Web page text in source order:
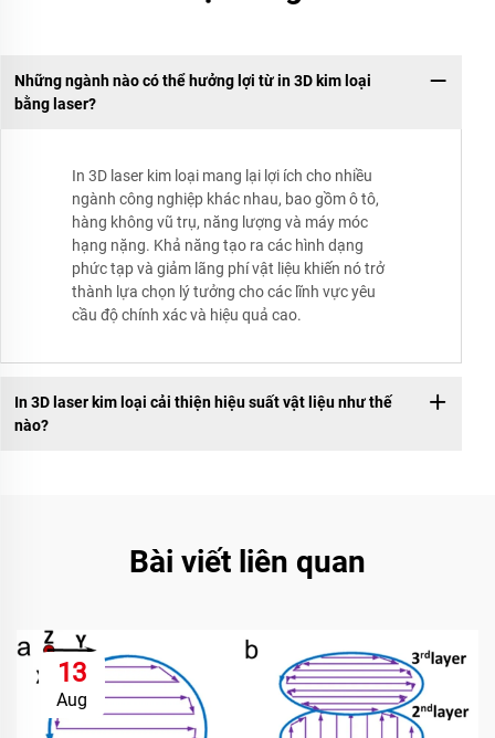
Những ngành nào có thể hưởng lợi từ in 3D kim loại
bằng laser?
In 3D laser kim loại mang lại lợi ích cho nhiều
ngành công nghiệp khác nhau, bao gồm ô tô,
hàng không vũ trụ, năng lượng và máy móc
hạng nặng. Khả năng tạo ra các hình dạng
phức tạp và giảm lãng phí vật liệu khiến nó trở
thành lựa chọn lý tưởng cho các lĩnh vực yêu
cầu độ chính xác và hiệu quả cao.
In 3D laser kim loại cải thiện hiệu suất vật liệu như thế
nào?
Bài viết liên quan
13
Aug